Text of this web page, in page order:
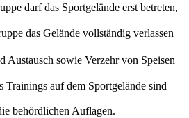
darf das Sportgelände erst betreten,
das Gelände vollständig verlassen
Austausch sowie Verzehr von Speisen
Trainings auf dem Sportgelände sind
behördlichen Auflagen.